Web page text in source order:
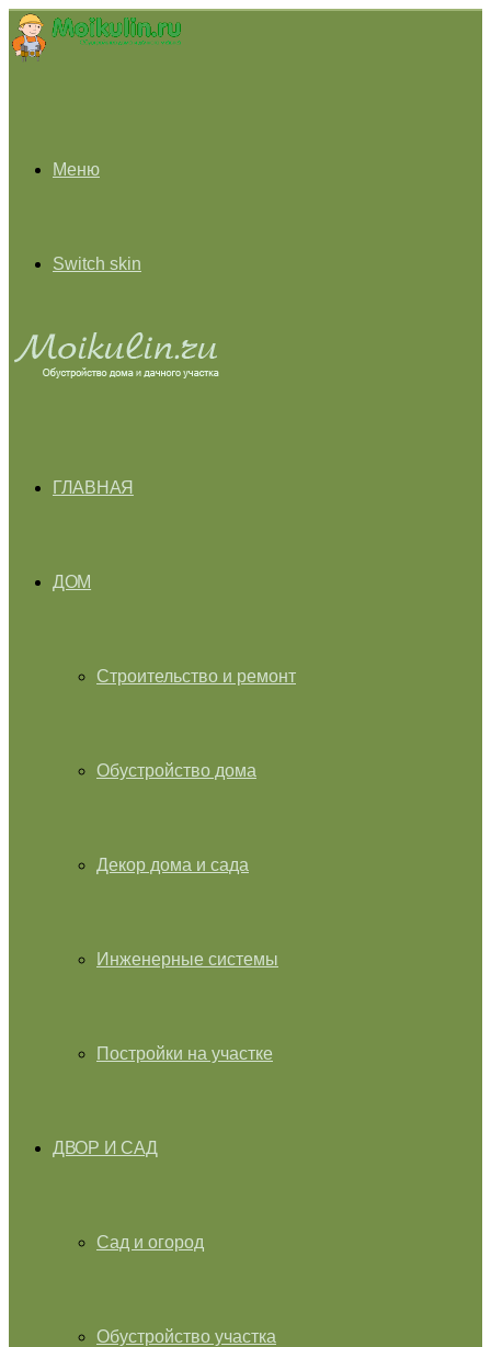
Меню
Switch skin
ГЛАВНАЯ
ДОМ
Строительство и ремонт
Обустройство дома
Декор дома и сада
Инженерные системы
Постройки на участке
ДВОР И САД
Сад и огород
Обустройство участка